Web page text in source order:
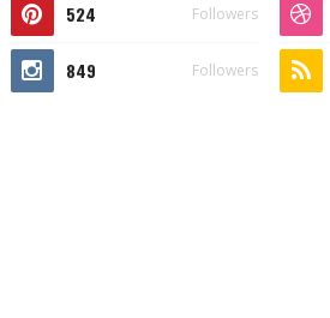
524 Followers
849 Followers